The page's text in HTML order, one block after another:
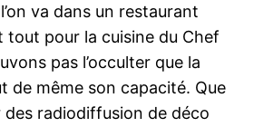
va dans un restaurant
tout pour la cuisine du Chef
pas l’occulter que la
de même son capacité. Que
des radiodiffusion de déco